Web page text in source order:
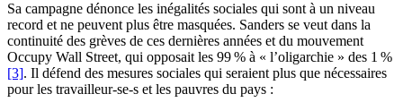
Sa campagne dénonce les inégalités sociales qui sont à un niveau
record et ne peuvent plus être masquées. Sanders se veut dans la
continuité des grèves de ces dernières années et du mouvement
Occupy Wall Street, qui opposait les 99 % à « l’oligarchie » des 1 %
[3]. Il défend des mesures sociales qui seraient plus que nécessaires
pour les travailleur-se-s et les pauvres du pays :